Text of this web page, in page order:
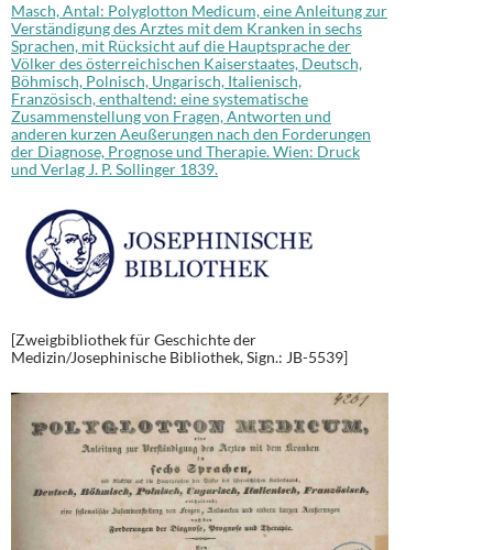
Masch, Antal: Polyglotton Medicum, eine Anleitung zur
Verständigung des Arztes mit dem Kranken in sechs
Sprachen, mit Rücksicht auf die Hauptsprache der
Völker des österreichischen Kaiserstaates, Deutsch,
Böhmisch, Polnisch, Ungarisch, Italienisch,
Französisch, enthaltend: eine systematische
Zusammenstellung von Fragen, Antworten und
anderen kurzen Aeußerungen nach den Forderungen
der Diagnose, Prognose und Therapie. Wien: Druck
und Verlag J. P. Sollinger 1839.
[Zweigbibliothek für Geschichte der
Medizin/Josephinische Bibliothek, Sign.: JB-5539]